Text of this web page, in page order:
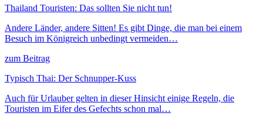
Thailand Touristen: Das sollten Sie nicht tun!
Andere Länder, andere Sitten! Es gibt Dinge, die man bei einem
Besuch im Königreich unbedingt vermeiden…
zum Beitrag
Typisch Thai: Der Schnupper-Kuss
Auch für Urlauber gelten in dieser Hinsicht einige Regeln, die
Touristen im Eifer des Gefechts schon mal…